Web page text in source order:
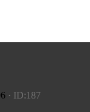
· ID:187